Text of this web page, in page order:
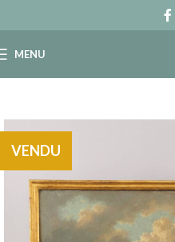
MENU
VENDU